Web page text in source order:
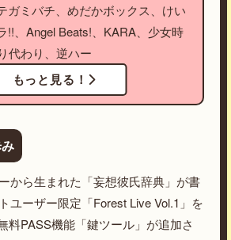
ガミバチ、めだかボックス、けい
!!、Angel Beats!、KARA、少女時
代わり、逆ハー
もっと見る！
から生まれた「妄想彼氏辞典」が書
ユーザー限定「Forest Live Vol.1」を
料PASS機能「鍵ツール」が追加さ